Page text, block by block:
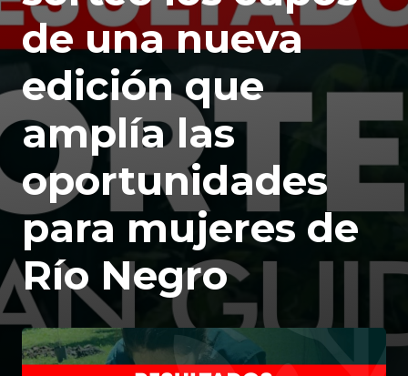
de una nueva
edición que
amplía las
oportunidades
para mujeres de
Río Negro